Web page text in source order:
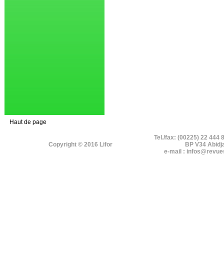
Haut de page
Copyright © 2016 Lifor
Tel./fax: (00225) 22 444
BP V34
e-mail :